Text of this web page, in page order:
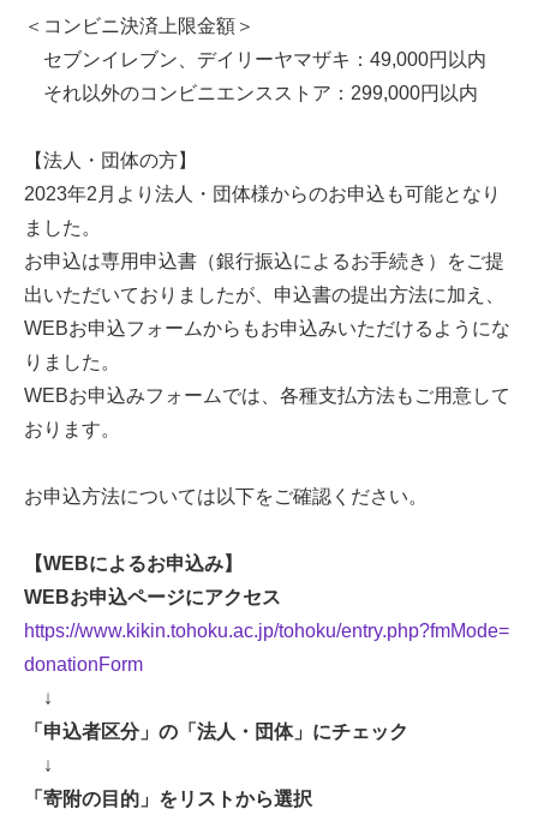
＜コンビニ決済上限金額＞
セブンイレブン、デイリーヤマザキ：49,000円以内
それ以外のコンビニエンスストア：299,000円以内
【法人・団体の方】
2023年2月より法人・団体様からのお申込も可能となり
ました。
お申込は専用申込書（銀行振込によるお手続き）をご提
出いただいておりましたが、申込書の提出方法に加え、
WEBお申込フォームからもお申込みいただけるようにな
りました。
WEBお申込みフォームでは、各種支払方法もご用意して
おります。
お申込方法については以下をご確認ください。
【WEBによるお申込み】
WEBお申込ページにアクセス
https://www.kikin.tohoku.ac.jp/tohoku/entry.php?fmMode=
donationForm
↓
「申込者区分」の「法人・団体」にチェック
↓
「寄附の目的」をリストから選択